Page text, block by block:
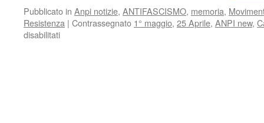
Pubblicato in Anpi notizie, ANTIFASCISMO, memoria,
Resistenza | Contrassegnato 1° maggio, 25 Aprile, ANPI new,
disabilitatisu